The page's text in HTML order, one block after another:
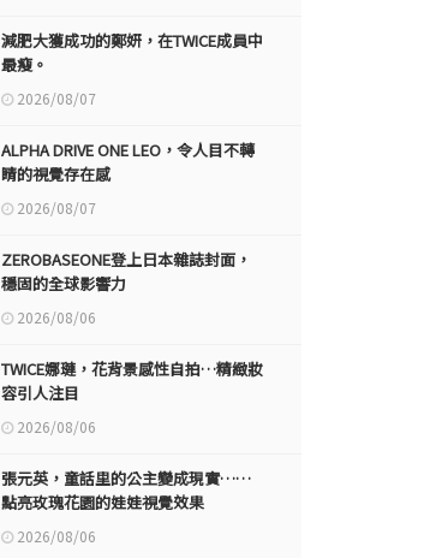
減肥大獲成功的鄭妍，在TWICE成員中
最瘦。
2026/08/07
ALPHA DRIVE ONE LEO，令人目不轉
睛的視覺存在感
2026/08/07
ZEROBASEONE登上日本雜誌封面，
穩固的全球影響力
2026/08/06
TWICE娜璉，花背景感性自拍…精緻妝
容引人注目
2026/08/06
張元英，童話里的公主變成現實……
點亮玫瑰花園的娃娃視覺效果
2026/08/06